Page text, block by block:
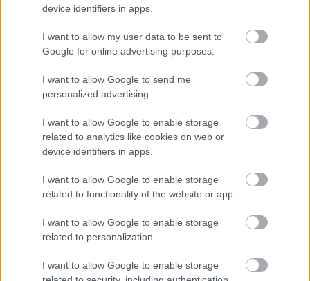
device identifiers in apps.
I want to allow my user data to be sent to
Google for online advertising purposes.
I want to allow Google to send me
personalized advertising.
I want to allow Google to enable storage
related to analytics like cookies on web or
device identifiers in apps.
I want to allow Google to enable storage
related to functionality of the website or app.
I want to allow Google to enable storage
related to personalization.
I want to allow Google to enable storage
DAVID DE GEA
DE GEA TÁMOGATÓ
ÜZENETE AZ ARSENAL
MECCS ELŐTT